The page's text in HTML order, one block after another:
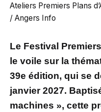
Ateliers Premiers Plans
/ Angers Info
Le Festival
le voile sur la
39e édition, qui se
janvier 2027.
machines », cette